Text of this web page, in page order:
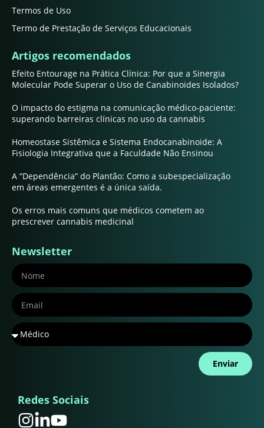
Termos de Uso
Termo de Prestação de Serviços Educacionais
Artigos recomendados
Efeito Entourage na Prática Clínica: Por que a Sinergia
Molecular Pode Superar o Uso de Canabinoides Isolados?
O impacto do estigma na comunicação médico-paciente:
superando barreiras clínicas no uso da cannabis
Homeostase Sistêmica e Sistema Endocanabinoide: A
Fisiologia Integrativa que a Faculdade Não Ensinou
A “Dependência” do Plantão: Como a subespecialização
em áreas emergentes é a única saída.
Os erros mais comuns que médicos cometem ao
prescrever cannabis medicinal
Newsletter
Enviar
Redes Sociais